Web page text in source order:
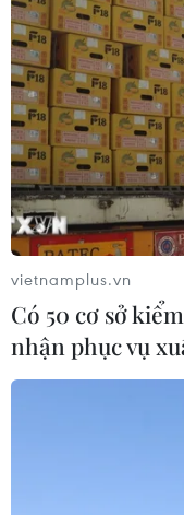
ra tại Chiến dịch
vietnamplus.vn
Có 50 cơ sở
nhận phục vụ